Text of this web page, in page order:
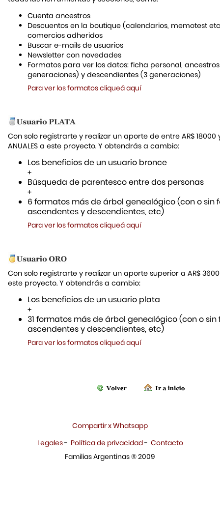
Cuenta ancestros
Descuentos en la boutique (calendarios, memotest
comercios adheridos
Buscar e-mails de usuarios
Newsletter con novedades
Formatos para ver los datos: ficha personal,
generaciones) y descendientes (3 generaciones)
Para ver los formatos cliqueá aquí
Con solo registrarte y realizar un aporte de entre AR$ 18000
ANUALES a este proyecto. Y obtendrás a cambio:
Los beneficios de un usuario bronce
+
Búsqueda de parentesco entre dos personas
+
6 formatos más de árbol genealógico (con o sin
ascendentes y descendientes, etc)
Para ver los formatos cliqueá aquí
Con solo registrarte y realizar un aporte superior a AR$
este proyecto. Y obtendrás a cambio:
Los beneficios de un usuario plata
+
31 formatos más de árbol genealógico (con o sin
ascendentes y descendientes, etc)
Para ver los formatos cliqueá aquí
Compartir x Whatsapp
Legales- Política de privacidad- Contacto
Familias Argentinas ® 2009